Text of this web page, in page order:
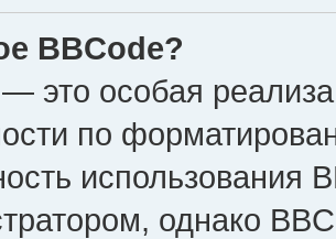
BBCode?
это особая
по
использования
однако